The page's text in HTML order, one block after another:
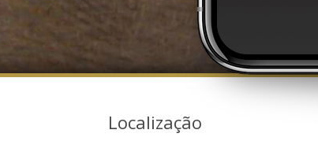
Localização